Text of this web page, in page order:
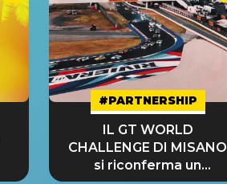
#PARTNERSHIP
IL GT WORLD
CHALLENGE DI MISANO
si riconferma un